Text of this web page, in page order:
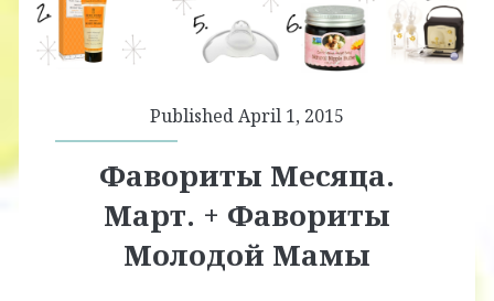
Published April 1, 2015
Фавориты Месяца.
Март. + Фавориты
Молодой Мамы